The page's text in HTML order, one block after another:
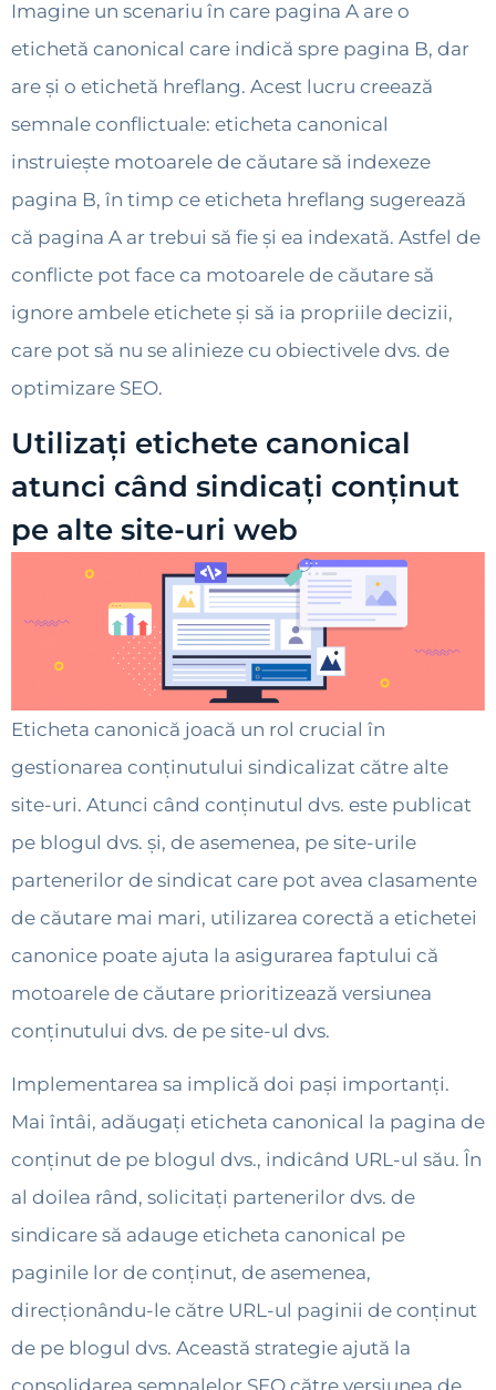
Imagine un scenariu în care pagina A are o
etichetă canonical care indică spre pagina B, dar
are și o etichetă hreflang. Acest lucru creează
semnale conflictuale: eticheta canonical
instruiește motoarele de căutare să indexeze
pagina B, în timp ce eticheta hreflang sugerează
că pagina A ar trebui să fie și ea indexată. Astfel de
conflicte pot face ca motoarele de căutare să
ignore ambele etichete și să ia propriile decizii,
care pot să nu se alinieze cu obiectivele dvs. de
optimizare SEO.
Utilizați etichete canonical
atunci când sindicați conținut
pe alte site-uri web
Eticheta canonică joacă un rol crucial în
gestionarea conținutului sindicalizat către alte
site-uri. Atunci când conținutul dvs. este publicat
pe blogul dvs. și, de asemenea, pe site-urile
partenerilor de sindicat care pot avea clasamente
de căutare mai mari, utilizarea corectă a etichetei
canonice poate ajuta la asigurarea faptului că
motoarele de căutare prioritizează versiunea
conținutului dvs. de pe site-ul dvs.
Implementarea sa implică doi pași importanți.
Mai întâi, adăugați eticheta canonical la pagina de
conținut de pe blogul dvs., indicând URL-ul său. În
al doilea rând, solicitați partenerilor dvs. de
sindicare să adauge eticheta canonical pe
paginile lor de conținut, de asemenea,
direcționându-le către URL-ul paginii de conținut
de pe blogul dvs. Această strategie ajută la